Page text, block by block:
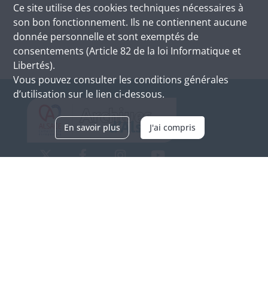
Ce site utilise des cookies techniques nécessaires à
son bon fonctionnement. Ils ne contiennent aucune
donnée personnelle et sont exemptés de
consentements (Article 82 de la loi Informatique et
Libertés).
Vous pouvez consulter les conditions générales
d’utilisation sur le lien ci-dessous.
En savoir plus J'ai compris